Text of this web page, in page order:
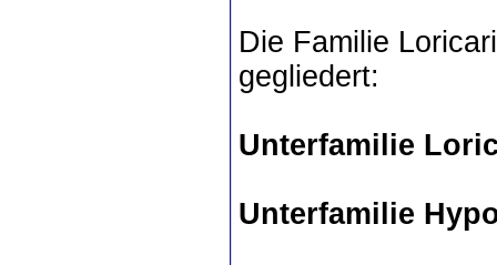
Die Familie
gegliedert:
Unterfamilie
Unterfamilie